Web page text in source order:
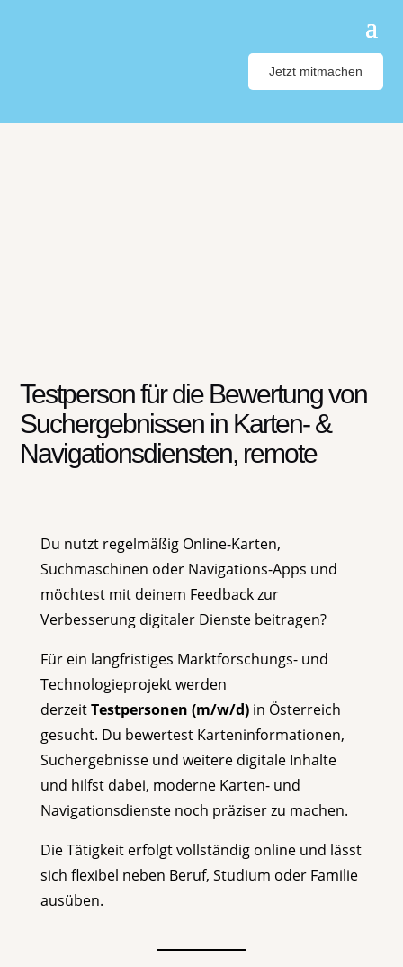
Jetzt mitmachen
Testperson für die Bewertung von
Suchergebnissen in Karten- &
Navigationsdiensten, remote
Du nutzt regelmäßig Online-Karten,
Suchmaschinen oder Navigations-Apps und
möchtest mit deinem Feedback zur
Verbesserung digitaler Dienste beitragen?
Für ein langfristiges Marktforschungs- und
Technologieprojekt werden
derzeitTestpersonen (m/w/d)in Österreich
gesucht. Du bewertest Karteninformationen,
Suchergebnisse und weitere digitale Inhalte
und hilfst dabei, moderne Karten- und
Navigationsdienste noch präziser zu machen.
Die Tätigkeit erfolgt vollständig online und lässt
sich flexibel neben Beruf, Studium oder Familie
ausüben.